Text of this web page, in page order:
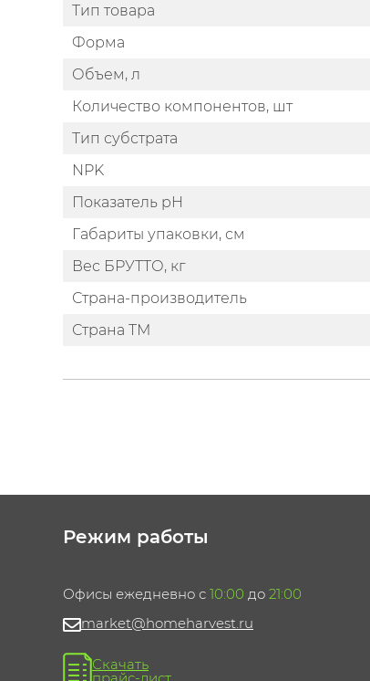
Тип товара
Форма
Объем, л
Количество компонентов, шт
Тип субстрата
NPK
Показатель pH
Габариты упаковки, см
Вес БРУТТО, кг
Страна-производитель
Страна ТМ
Режим работы
Офисы ежедневно с 10:00 до 21:00
market@homeharvest.ru
Скачать